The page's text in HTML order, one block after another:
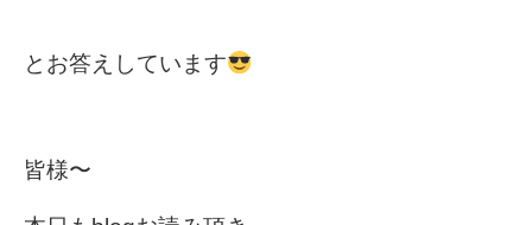
とお答えしています
皆様〜